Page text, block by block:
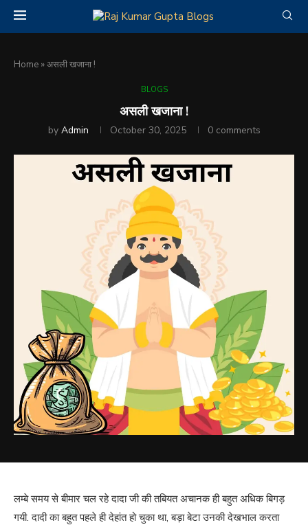
Home »असली खजाना !
BLOGS
असली खजाना !
by Admin October 30, 2025 0 comments
लम्बे समय से बीमार चल रहे दादा जी की तबियत अचानक ही बहुत अधिक बिगड़
गयी. दादी का बहुत पहले ही देहांत हो चुका था, बड़ा बेटा उनकी देखभाल करता